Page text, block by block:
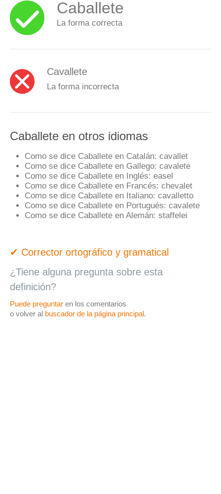
Caballete
La forma correcta
Cavallete
La forma incorrecta
Caballete en otros idiomas
Como se dice Caballete en Catalán: cavallet
Como se dice Caballete en Gallego: cavalete
Como se dice Caballete en Inglés: easel
Como se dice Caballete en Francés: chevalet
Como se dice Caballete en Italiano: cavalletto
Como se dice Caballete en Portugués: cavalete
Como se dice Caballete en Alemán: staffelei
✔ Corrector ortográfico y gramatical
¿Tiene alguna pregunta sobre esta
definición?
Puede preguntar en los comentarios
o volver al buscador de la página principal.